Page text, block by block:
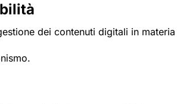
dei contenuti digitali in